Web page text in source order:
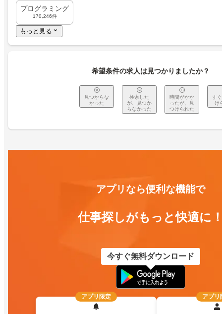
プログラミング
170,246件
もっと見る
希望条件の求人は見つかりましたか？
見つからな
かった
検索した
が、見つか
らなかった
時間がかか
ったが、見
つけられた
す
け
アプリなら便利な機能で
仕事探しがもっと快適に
今すぐ無料ダウンロード
アプリ限定 アプリ